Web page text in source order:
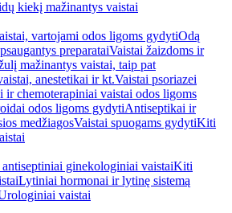
kiekį mažinantys vaistai
vartojami odos ligoms gydytiOdą
preparataiVaistai žaizdoms ir
mažinantys vaistai, taip pat
anestetikai ir kt.Vaistai psoriazei
chemoterapiniai vaistai odos ligoms
odos ligoms gydytiAntiseptikai ir
medžiagosVaistai spuogams gydytiKiti
ginekologiniai vaistaiKiti
Lytiniai hormonai ir lytinę sistemą
vaistai